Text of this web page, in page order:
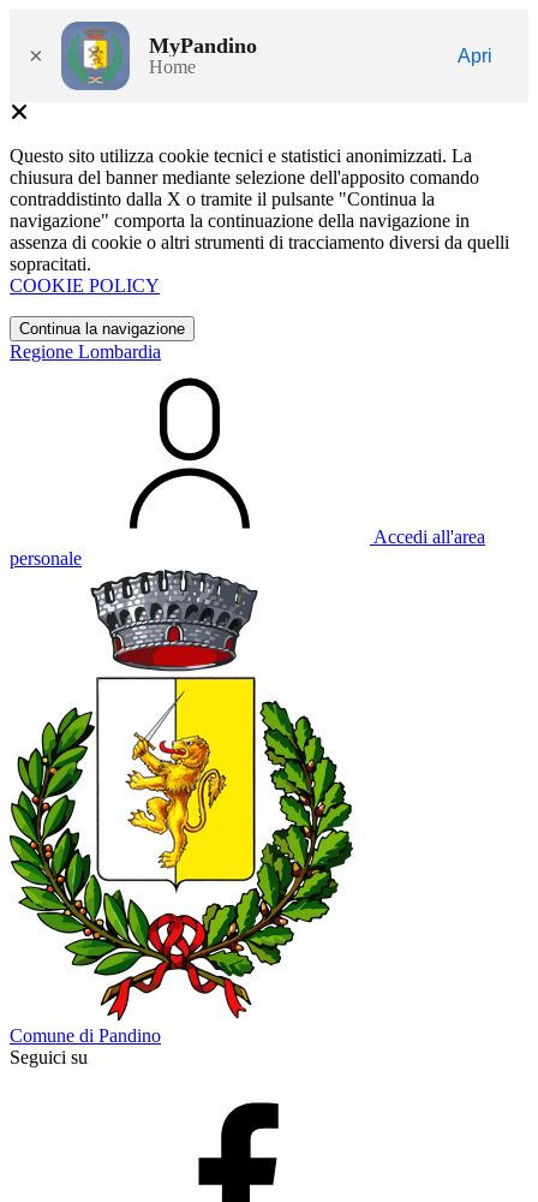
× MyPandino
Home
Apri
Questo sito utilizza cookie tecnici e statistici anonimizzati. La
chiusura del banner mediante selezione dell'apposito comando
contraddistinto dalla X o tramite il pulsante "Continua la
navigazione" comporta la continuazione della navigazione in
assenza di cookie o altri strumenti di tracciamento diversi da quelli
sopracitati.
COOKIE POLICY
Continua la navigazione
Regione Lombardia
Accedi all'area
personale
Comune di Pandino
Seguici su